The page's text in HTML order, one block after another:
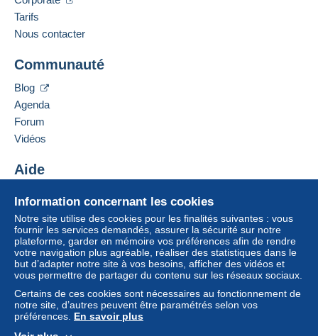
Information concernant les cookies
Notre site utilise des cookies pour les finalités suivantes : vous
fournir les services demandés, assurer la sécurité sur notre
plateforme, garder en mémoire vos préférences afin de rendre
votre navigation plus agréable, réaliser des statistiques dans le
but d’adapter notre site à vos besoins, afficher des vidéos et
vous permettre de partager du contenu sur les réseaux sociaux.
Certains de ces cookies sont nécessaires au fonctionnement de
notre site, d’autres peuvent être paramétrés selon vos
préférences. En savoir plus
Tarifs
Nous contacter
Communauté
Blog
Agenda
Forum
Vidéos
Aide
Acheter sur Delcampe
Vendre sur Delcampe
Un site sécurisé